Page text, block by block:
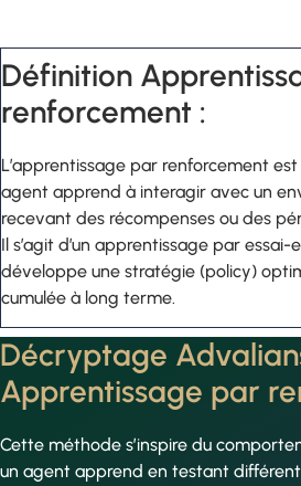
Définition
renforcement :
L’apprentissage par renforcement
agent apprend à interagir avec un
recevant des récompenses ou des
Il s’agit d’un apprentissage par essai-
développe une stratégie (policy)
cumulée à long terme.
Décryptage
Apprentissage par
Cette méthode s’inspire du
un agent apprend en testant